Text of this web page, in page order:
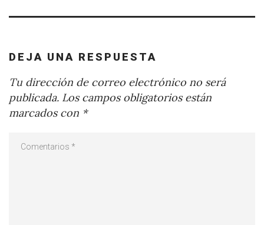
DEJA UNA RESPUESTA
Tu dirección de correo electrónico no será
publicada. Los campos obligatorios están
marcados con *